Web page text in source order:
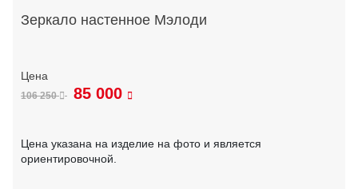
Зеркало настенное Мэлоди
106 250 85 000
Цена указана на изделие на фото и является
ориентировочной.